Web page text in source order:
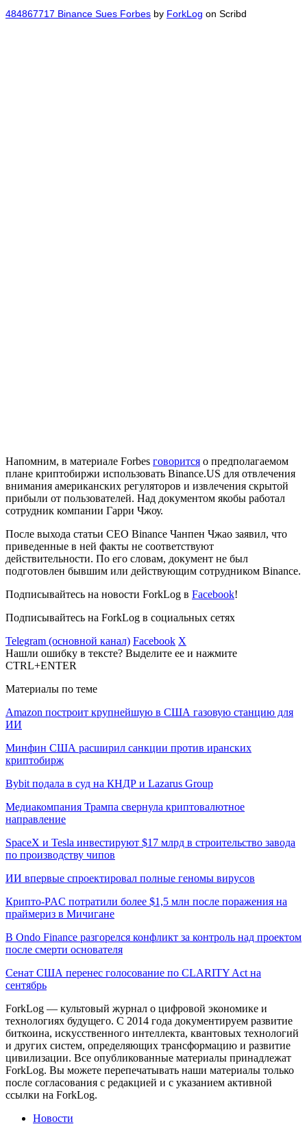
484867717 Binance Sues Forbes by ForkLog on Scribd
Напомним, в материале Forbes говорится о предполагаемом
плане криптобиржи использовать Binance.US для отвлечения
внимания американских регуляторов и извлечения скрытой
прибыли от пользователей. Над документом якобы работал
сотрудник компании Гарри Чжоу.
После выхода статьи CEO Binance Чанпен Чжао заявил, что
приведенные в ней факты не соответствуют
действительности. По его словам, документ не был
подготовлен бывшим или действующим сотрудником Binance.
Подписывайтесь на новости ForkLog в Facebook!
Подписывайтесь на ForkLog в социальных сетях
Telegram (основной канал) Facebook X
Нашли ошибку в тексте? Выделите ее и нажмите
CTRL+ENTER
Материалы по теме
Amazon построит крупнейшую в США газовую станцию для
ИИ
Минфин США расширил санкции против иранских
криптобирж
Bybit подала в суд на КНДР и Lazarus Group
Медиакомпания Трампа свернула криптовалютное
направление
SpaceX и Tesla инвестируют $17 млрд в строительство завода
по производству чипов
ИИ впервые спроектировал полные геномы вирусов
Крипто-PAC потратили более $1,5 млн после поражения на
праймериз в Мичигане
В Ondo Finance разгорелся конфликт за контроль над проектом
после смерти основателя
Сенат США перенес голосование по CLARITY Act на
сентябрь
ForkLog — культовый журнал о цифровой экономике и
технологиях будущего. С 2014 года документируем развитие
биткоина, искусственного интеллекта, квантовых технологий
и других систем, определяющих трансформацию и развитие
цивилизации. Все опубликованные материалы принадлежат
ForkLog. Вы можете перепечатывать наши материалы только
после согласования с редакцией и с указанием активной
ссылки на ForkLog.
Новости